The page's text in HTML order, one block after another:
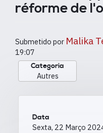
réforme de
Submetido por Malika
19:07
Categoria
Autres
Data
Sexta, 22 Março